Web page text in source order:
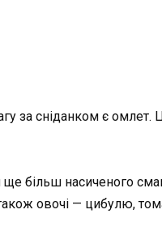
сніданком є омлет.
більш насиченого
овочі — цибулю,